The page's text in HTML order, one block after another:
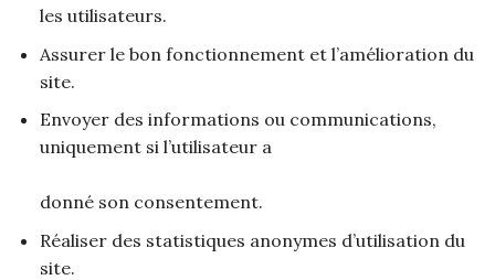
les utilisateurs.
Assurer le bon fonctionnement et l’amélioration du
site.
Envoyer des informations ou communications,
uniquement si l’utilisateur a
donné son consentement.
Réaliser des statistiques anonymes d’utilisation du
site.